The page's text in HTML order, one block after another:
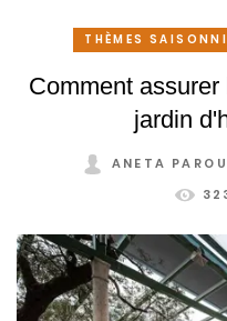
THÈMES
Comment
jardin
ANETA